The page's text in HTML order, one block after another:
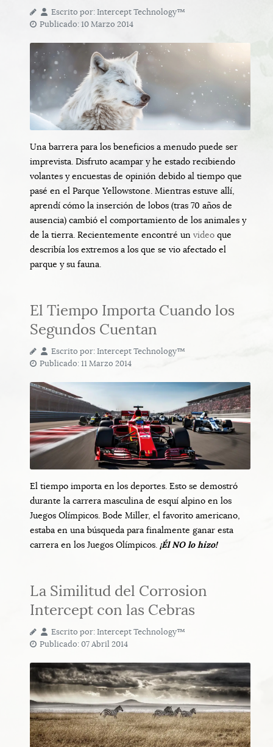
Escrito por:Intercept Technology™
Publicado: 10 Marzo 2014
Una barrera para los beneficios a menudo puede ser
imprevista. Disfruto acampar y he estado recibiendo
volantes y encuestas de opinión debido al tiempo que
pasé en el Parque Yellowstone. Mientras estuve allí,
aprendí cómo la inserción de lobos (tras 70 años de
ausencia) cambió el comportamiento de los animales y
de la tierra. Recientemente encontré un video que
describía los extremos a los que se vio afectado el
parque y su fauna.
El Tiempo Importa Cuando los
Segundos Cuentan
Escrito por:Intercept Technology™
Publicado: 11 Marzo 2014
El tiempo importa en los deportes. Esto se demostró
durante la carrera masculina de esquí alpino en los
Juegos Olímpicos. Bode Miller, el favorito americano,
estaba en una búsqueda para finalmente ganar esta
carrera en los Juegos Olímpicos. ¡Él NO lo hizo!
La Similitud del Corrosion
Intercept con las Cebras
Escrito por:Intercept Technology™
Publicado: 07 Abril 2014